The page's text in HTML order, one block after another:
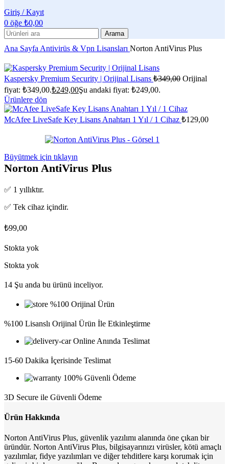
Giriş / Kayıt
0 öğe ₺0,00
Arama
Ana Sayfa Antivirüs & Vpn Lisansları Norton AntiVirus Plus
Kaspersky Premium Security | Orijinal Lisans ₺349,00 Orijinal
fiyat: ₺349,00.₺249,00Şu andaki fiyat: ₺249,00.
Ürünlere dön
McAfee LiveSafe Key Lisans Anahtarı 1 Yıl / 1 Cihaz ₺129,00
Büyütmek için tıklayın
Norton AntiVirus Plus
✅ 1 yıllıktır.
✅ Tek cihaz içindir.
₺99,00
Stokta yok
Stokta yok
14 Şu anda bu ürünü inceliyor.
%100 Orijinal Ürün
%100 Lisanslı Orijinal Ürün İle Etkinleştirme
Online Anında Teslimat
15-60 Dakika İçerisinde Teslimat
100% Güvenli Ödeme
3D Secure ile Güvenli Ödeme
Ürün Hakkında
Norton AntiVirus Plus, güvenlik yazılımı alanında öne çıkan bir
üründür. Norton AntiVirus Plus, bilgisayarınızı virüsler, kötü amaçlı
yazılımlar, fidye yazılımları ve diğer tehditlere karşı korumak için